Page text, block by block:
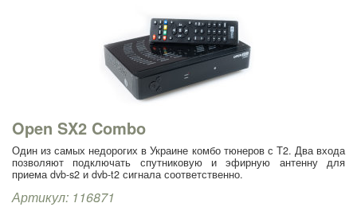
Open SX2 Combo
Один из самых недорогих в Украине комбо тюнеров с Т2. Два входа
позволяют подключать спутниковую и эфирную антенну для
приема dvb-s2 и dvb-t2 сигнала соответственно.
Артикул: 116871